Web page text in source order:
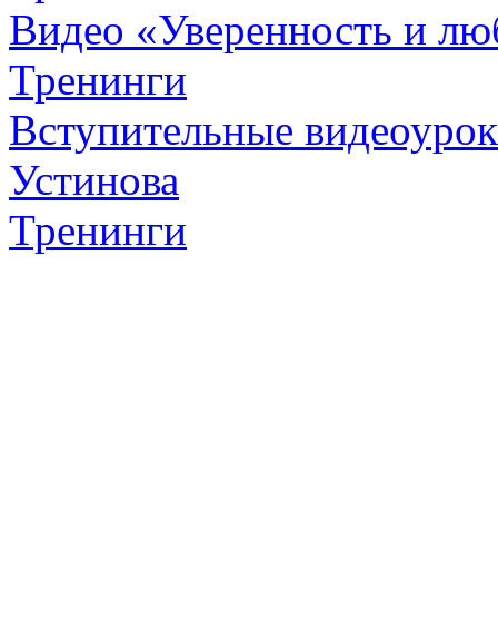
Видео «Уверенность и
Тренинги
Вступительные
Устинова
Тренинги